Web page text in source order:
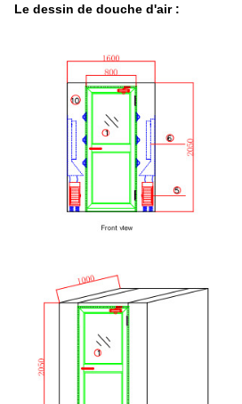
Le dessin de douche d'air :